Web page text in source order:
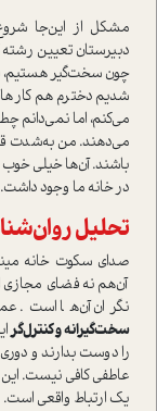
مشکل از این‌جا
دبیرستان تعیین
چون سخت‌گیر هستیم،
شدیم دخترم هم
می‌کنم، اما نمی‌دانم
می‌دهند. من به‌شدت
باشند. آن‌ها خیلی
در خانه ما وجود داشت.
تحلیل
صدای سکوت خانه
آن‌هم نه فضای
نگران آن‌ها ا‌ست.
سخت‌گیرانه و کنترل‌گر
را دوست بدارند و دوری
عاطفی کافی نیست. این
یک ارتباط واقعی ا‌ست.